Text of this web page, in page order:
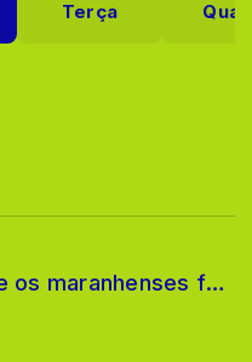
Terça
A Música instrumental que os maranhenses fazem.UM